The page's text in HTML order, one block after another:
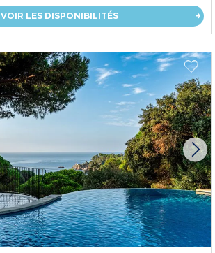
VOIR LES DISPONIBILITÉS